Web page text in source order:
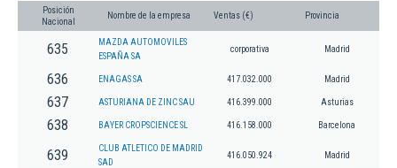
Posición
Nacional
Nombre de la empresa Ventas (€) Provincia
635
MAZDA AUTOMOVILES
ESPAÑA SA
corporativa Madrid
636 ENAGAS SA 417.032.000 Madrid
637 ASTURIANA DE ZINC SAU 416.399.000 Asturias
638 BAYER CROPSCIENCE SL 416.158.000 Barcelona
639
CLUB ATLETICO DE MADRID
SAD
416.050.924 Madrid